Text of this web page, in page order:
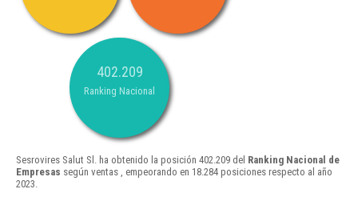
402.209
Ranking Nacional
Sesrovires Salut Sl. ha obtenido la posición 402.209 del Ranking Nacional de
Empresas según ventas , empeorando en 18.284 posiciones respecto al año
2023.